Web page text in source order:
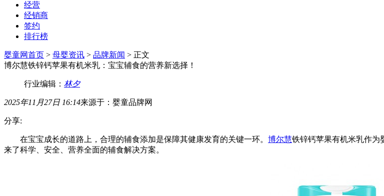
经营
经销商
签约
排行榜
婴童网首页 > 母婴资讯 > 品牌新闻 > 正文
博尔慧铁锌钙苹果有机米乳：宝宝辅食的营养新选择！
行业编辑： 林夕
2025年11月27日 16:14来源于：婴童品牌网
分享:
在宝宝成长的道路上，合理的辅食添加是保障其健康发育的关键一环。 博尔慧铁锌钙苹果有机米乳作为
来了科学、安全、营养全面的辅食解决方案。